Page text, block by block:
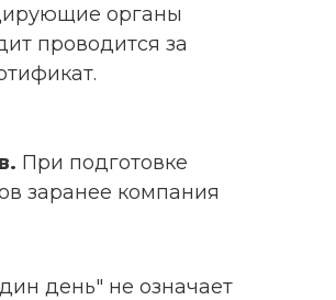
органы
проводится за
При подготовке
заранее компания
день" не означает